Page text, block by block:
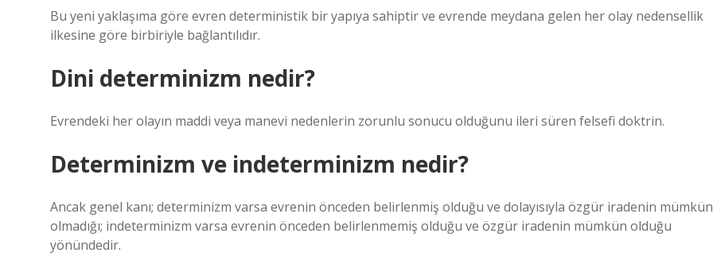
Bu yeni yaklaşıma göre evren deterministik bir yapıya sahiptir ve evrende meydana gelen her olay nedensellik
ilkesine göre birbiriyle bağlantılıdır.
Dini determinizm nedir?
Evrendeki her olayın maddi veya manevi nedenlerin zorunlu sonucu olduğunu ileri süren felsefi doktrin.
Determinizm ve indeterminizm nedir?
Ancak genel kanı; determinizm varsa evrenin önceden belirlenmiş olduğu ve dolayısıyla özgür iradenin mümkün
olmadığı; indeterminizm varsa evrenin önceden belirlenmemiş olduğu ve özgür iradenin mümkün olduğu
yönündedir.